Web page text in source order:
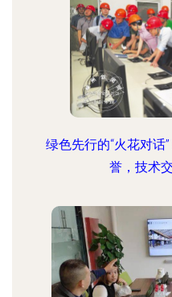
绿色先行的“火花对话
誉，技术